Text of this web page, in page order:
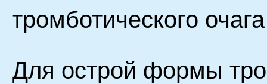
тромботического
Для острой формы